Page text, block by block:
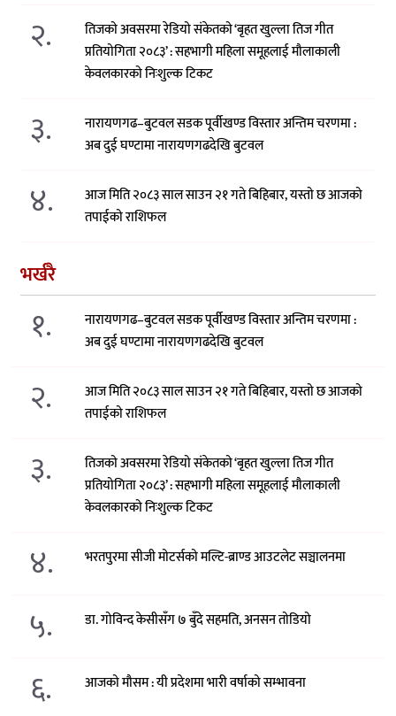
२.
तिजको अवसरमा रेडियो संकेतको ‘बृहत खुल्ला तिज गीत
प्रतियोगिता २०८३’ : सहभागी महिला समूहलाई मौलाकाली
केवलकारको निःशुल्क टिकट
३.
नारायणगढ–बुटवल सडक पूर्वीखण्ड विस्तार अन्तिम चरणमा :
अब दुई घण्टामा नारायणगढदेखि बुटवल
४.
आज मिति २०८३ साल साउन २१ गते बिहिबार, यस्तो छ आजको
तपाईको राशिफल
भर्खरै
१.
नारायणगढ–बुटवल सडक पूर्वीखण्ड विस्तार अन्तिम चरणमा :
अब दुई घण्टामा नारायणगढदेखि बुटवल
२.
आज मिति २०८३ साल साउन २१ गते बिहिबार, यस्तो छ आजको
तपाईको राशिफल
३.
तिजको अवसरमा रेडियो संकेतको ‘बृहत खुल्ला तिज गीत
प्रतियोगिता २०८३’ : सहभागी महिला समूहलाई मौलाकाली
केवलकारको निःशुल्क टिकट
४. भरतपुरमा सीजी मोटर्सको मल्टि-ब्राण्ड आउटलेट सञ्चालनमा
५. डा. गोविन्द केसीसँग ७ बुँदे सहमति, अनसन तोडियो
६. आजको मौसम : यी प्रदेशमा भारी वर्षाको सम्भावना